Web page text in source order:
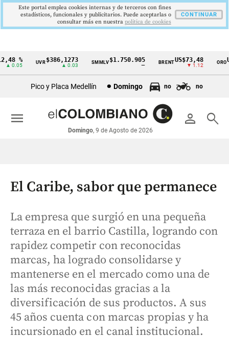
Cintillo
económicos
Colombia
%
0.05
UVR$386,1273
▲ 0.03
SMMLV$1.750.905 BRENTUS$73,48
▼ 1.12
ORO
Pico y Placa Medellín Domingo no no
person search
Domingo, 9 de Agosto de 2026
menu
El Caribe, sabor que permanece
La empresa que surgió en una pequeña
terraza en el barrio Castilla, logrando con
rapidez competir con reconocidas
marcas, ha logrado consolidarse y
mantenerse en el mercado como una de
las más reconocidas gracias a la
diversificación de sus productos. A sus
45 años cuenta con marcas propias y ha
incursionado en el canal institucional.
Este portal emplea cookies internas y de terceros con fines
estadísticos, funcionales y publicitarios. Puede aceptarlas o
consultar más en nuestra politica de cookies
CONTINUAR